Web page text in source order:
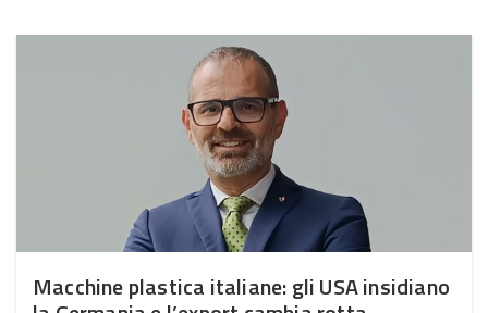
Macchine plastica italiane: gli USA insidiano